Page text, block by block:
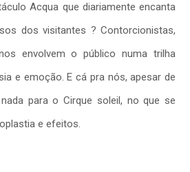
Acqua que diariamente encanta
dos visitantes ? Contorcionistas,
envolvem o público numa trilha
e emoção. E cá pra nós, apesar de
para o Cirque soleil, no que se
e efeitos.